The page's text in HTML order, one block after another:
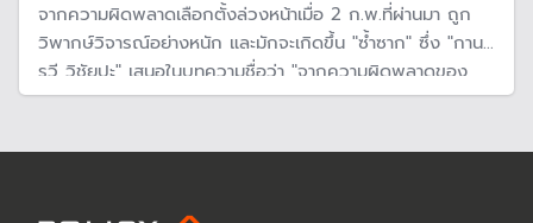
จากความผิดพลาดเลือกตั้งล่วงหน้าเมื่อ 2 ก.พ.ที่ผ่านมา ถูก
วิพากษ์วิจารณ์อย่างหนัก และมักจะเกิดขึ้น "ซ้ำซาก" ซึ่ง "กานต์
รวี วิชัยปะ" เสนอในบทความชื่อว่า "จากความผิดพลาดของ
มนุษย์ (Human error) สู่การปฏิรูปทุนมนุษย์ภาครัฐ: วาระเชิง
มนุษย์ภาครัฐแก้ปัญหา